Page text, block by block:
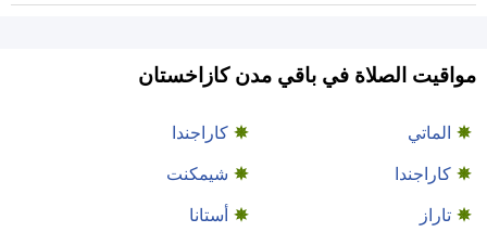
مواقيت الصلاة في باقي مدن كازاخستان
الماتي
كاراجندا
كاراجندا
شيمكنت
تاراز
أستانا